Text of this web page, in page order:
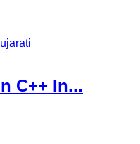
C++ In...